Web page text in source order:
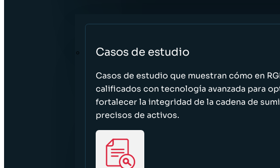
Casos de estudio
Casos de estudio que muestran cómo en
calificados con tecnología avanzada para
fortalecer la integridad de la cadena de
precisos de activos.